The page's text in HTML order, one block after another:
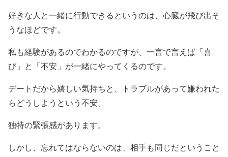
好きな人と一緒に行動できるというのは、心臓が飛び出そ
うなほどです。
私も経験があるのでわかるのですが、一言で言えば「喜
び」と「不安」が一緒にやってくるのです。
デートだから嬉しい気持ちと、トラブルがあって嫌われた
らどうしようという不安。
独特の緊張感があります。
しかし、忘れてはならないのは、相手も同じだということ